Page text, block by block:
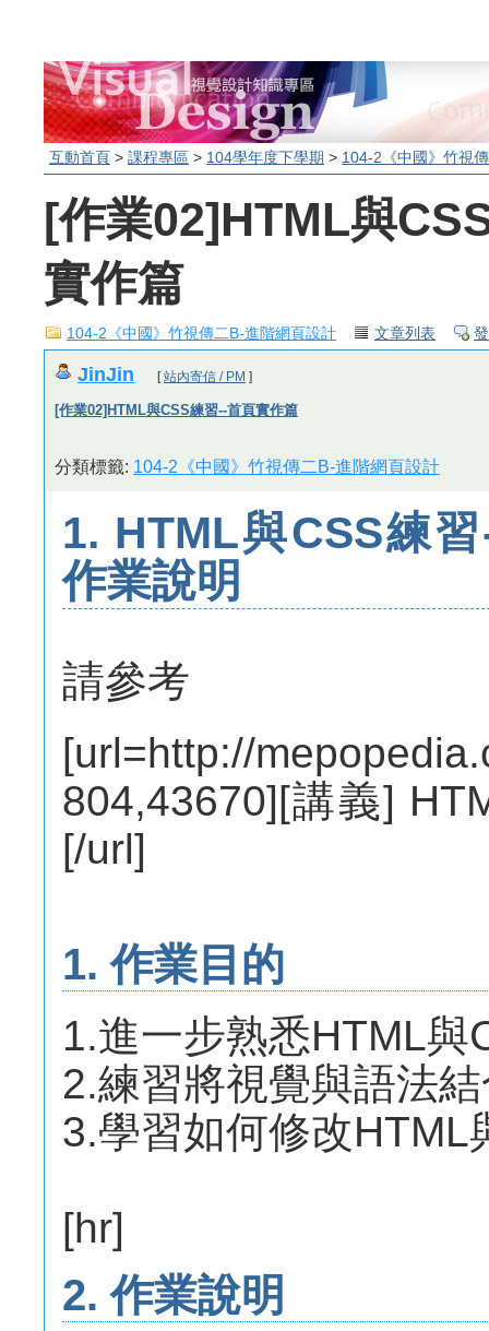
互動首頁 > 課程專區 > 104學年度下學期 > 104-2《中國》竹視
[作業02]HTML與
實作篇
104-2《中國》竹視傳二B-進階網頁設計 文章列表
JinJin [站內寄信 / PM ]
[作業02]HTML與CSS練習--首頁實作篇
分類標籤: 104-2《中國》竹視傳二B-進階網頁設計
1. HTML與CSS練
作業說明
請參考
[url=http://
804,43670][講義]
[/url]
1. 作業目的
1.進一步熟悉HTML與
2.練習將視覺與語法
3.學習如何修改HTML
[hr]
2. 作業說明